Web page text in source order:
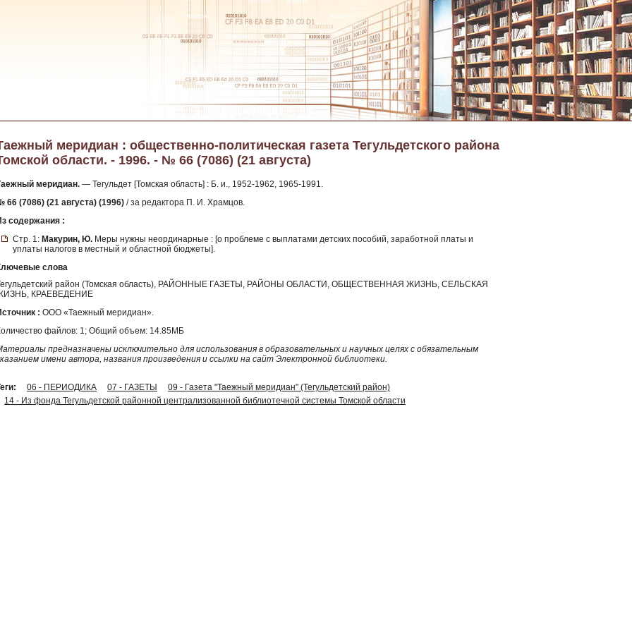
меридиан : общественно-политическая газета Тегульдетского района
области. - 1996. - № 66 (7086) (21 августа)
меридиан. — Тегульдет [Томская область] : Б. и., 1952-1962, 1965-1991.
66 (7086) (21 августа) (1996) / за редактора П. И. Храмцов.
содержания :
Стр. 1: Макурин, Ю. Меры нужны неординарные : [о проблеме с выплатами детских пособий, заработной платы и
уплаты налогов в местный и областной бюджеты].
слова
район (Томская область), РАЙОННЫЕ ГАЗЕТЫ, РАЙОНЫ ОБЛАСТИ, ОБЩЕСТВЕННАЯ ЖИЗНЬ, СЕЛЬСКАЯ
КРАЕВЕДЕНИЕ
: ООО «Таежный меридиан».
файлов: 1; Общий объем: 14.85МБ
предназначены исключительно для использования в образовательных и научных целях с обязательным
имени автора, названия произведения и ссылки на сайт Электронной библиотеки.
06 - ПЕРИОДИКА 07 - ГАЗЕТЫ
09 - Газета "Таежный меридиан" (Тегульдетский район)
14 - Из фонда Тегульдетской районной централизованной библиотечной системы Томской области